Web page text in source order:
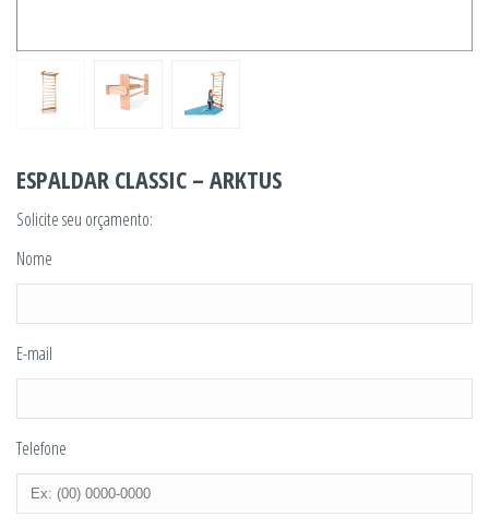
ESPALDAR CLASSIC – ARKTUS
Solicite seu orçamento:
Nome
E-mail
Telefone